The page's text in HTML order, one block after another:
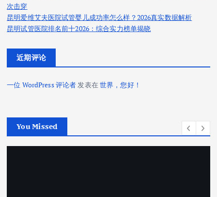
次击穿
昆明爱维艾夫医院试管婴儿成功率怎么样？2026真实数据解析
昆明试管医院排名前十2026：综合实力榜单揭晓
近期评论
一位 WordPress 评论者发表在世界，您好！
You Missed